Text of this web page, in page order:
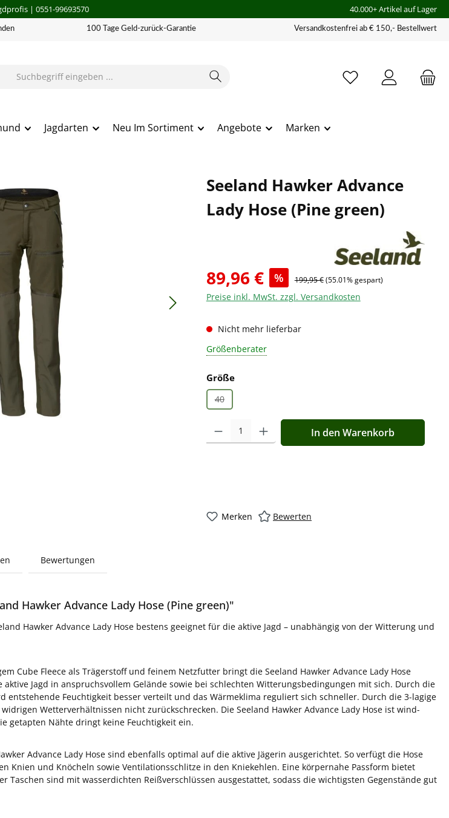
| 0551-99693570 40.000+ Artikel auf Lager
100 Tage Geld-zurück-Garantie Versandkostenfrei ab € 150,- Bestellwert
Jagdarten Neu Im Sortiment Angebote Marken
Seeland Hawker Advance
Lady Hose (Pine green)
89,96 € % 199,95 €(55.01% gespart)
Preise inkl. MwSt. zzgl. Versandkosten
Nicht mehr lieferbar
Größenberater
Größeauswählen
40
(Diese Option ist zurzeit nicht verfügbar.)
Produkt Anzahl: Gib den gewünschten Wert ein oder
In den Warenkorb
Merken Bewerten
Bewertungen
Hawker Advance Lady Hose (Pine green)"
Hawker Advance Lady Hose bestens geeignet für die aktive Jagd – unabhängig von der Witterung und
Cube Fleece als Trägerstoff und feinem Netzfutter bringt die Seeland Hawker Advance Lady Hose
Jagd in anspruchsvollem Gelände sowie bei schlechten Witterungsbedingungen mit sich. Durch die
entstehende Feuchtigkeit besser verteilt und das Wärmeklima reguliert sich schneller. Durch die 3-lagige
Wetterverhältnissen nicht zurückschrecken. Die Seeland Hawker Advance Lady Hose ist wind-
getapten Nähte dringt keine Feuchtigkeit ein.
Advance Lady Hose sind ebenfalls optimal auf die aktive Jägerin ausgerichtet. So verfügt die Hose
Knien und Knöcheln sowie Ventilationsschlitze in den Kniekehlen. Eine körpernahe Passform bietet
Taschen sind mit wasserdichten Reißverschlüssen ausgestattet, sodass die wichtigsten Gegenstände gut